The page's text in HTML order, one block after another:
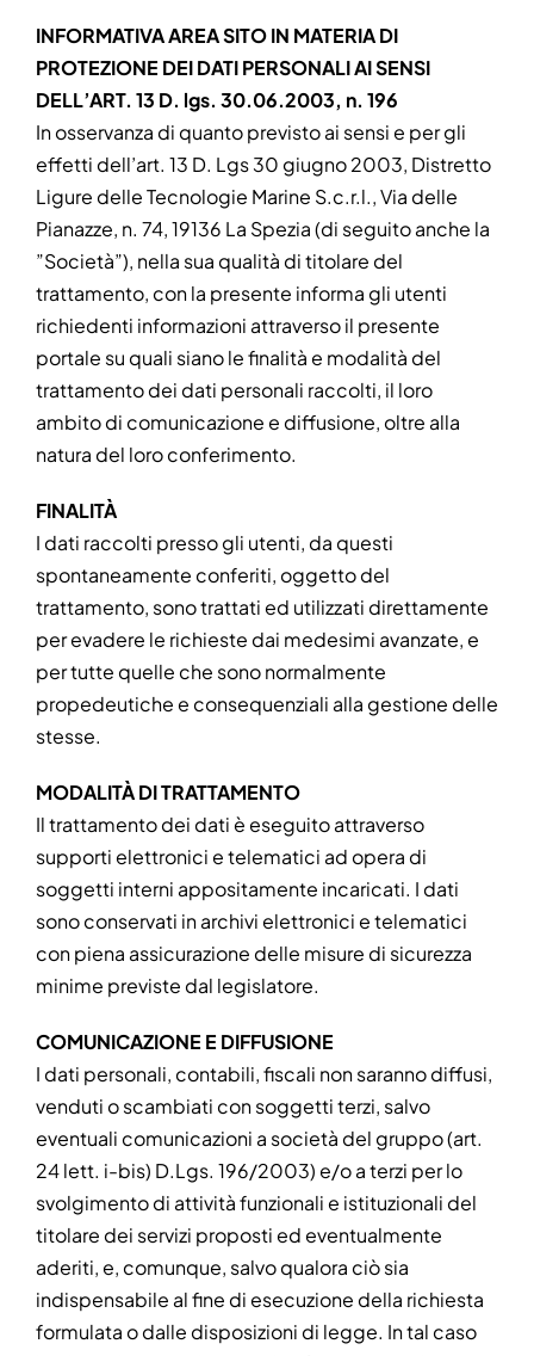
INFORMATIVA AREA SITO IN MATERIA DI
PROTEZIONE DEI DATI PERSONALI AI SENSI
DELL’ART. 13 D. lgs. 30.06.2003, n. 196
In osservanza di quanto previsto ai sensi e per gli
effetti dell’art. 13 D. Lgs 30 giugno 2003, Distretto
Ligure delle Tecnologie Marine S.c.r.l., Via delle
Pianazze, n. 74, 19136 La Spezia (di seguito anche la
”Società”), nella sua qualità di titolare del
trattamento, con la presente informa gli utenti
richiedenti informazioni attraverso il presente
portale su quali siano le finalità e modalità del
trattamento dei dati personali raccolti, il loro
ambito di comunicazione e diffusione, oltre alla
natura del loro conferimento.
FINALITÀ
I dati raccolti presso gli utenti, da questi
spontaneamente conferiti, oggetto del
trattamento, sono trattati ed utilizzati direttamente
per evadere le richieste dai medesimi avanzate, e
per tutte quelle che sono normalmente
propedeutiche e consequenziali alla gestione delle
stesse.
MODALITÀ DI TRATTAMENTO
Il trattamento dei dati è eseguito attraverso
supporti elettronici e telematici ad opera di
soggetti interni appositamente incaricati. I dati
sono conservati in archivi elettronici e telematici
con piena assicurazione delle misure di sicurezza
minime previste dal legislatore.
COMUNICAZIONE E DIFFUSIONE
I dati personali, contabili, fiscali non saranno diffusi,
venduti o scambiati con soggetti terzi, salvo
eventuali comunicazioni a società del gruppo (art.
24 lett. i-bis) D.Lgs. 196/2003) e/o a terzi per lo
svolgimento di attività funzionali e istituzionali del
titolare dei servizi proposti ed eventualmente
aderiti, e, comunque, salvo qualora ciò sia
indispensabile al fine di esecuzione della richiesta
formulata o dalle disposizioni di legge. In tal caso